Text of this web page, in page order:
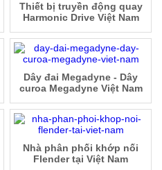
Thiết bị truyền động quay
Harmonic Drive Việt Nam
Dây đai Megadyne - Dây
curoa Megadyne Việt Nam
Nhà phân phối khớp nối
Flender tại Việt Nam